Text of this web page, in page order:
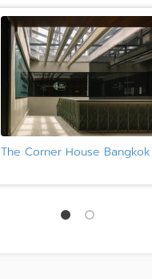
The Corner House Bangkok